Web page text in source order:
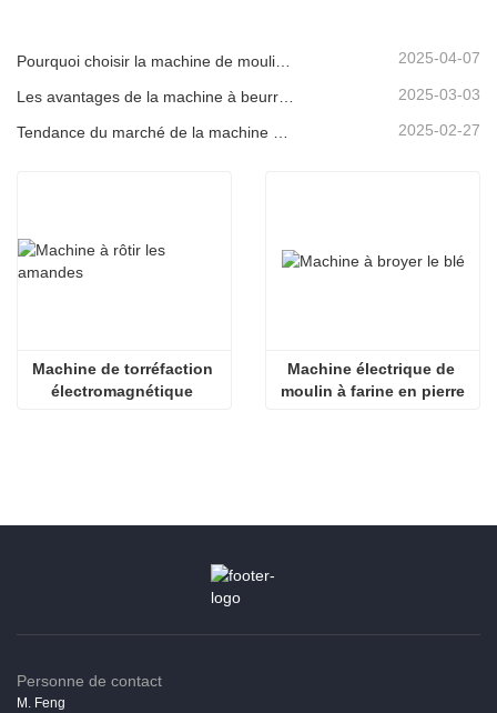
2025-04-07
2025-03-03
2025-02-27
Machine de torréfaction
électromagnétique
Machine électrique de
moulin à farine en pierre
Personne de contact
M. Feng